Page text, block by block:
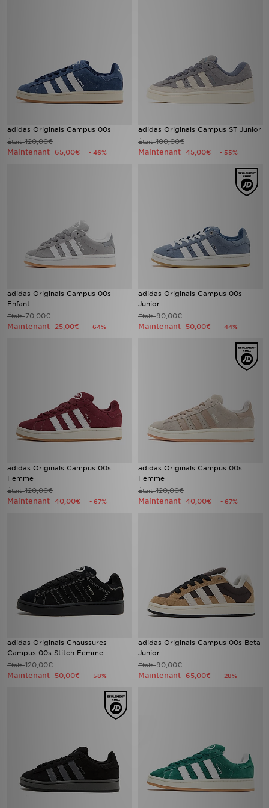
adidas Originals Campus 00s
Était120,00€
Maintenant 65,00€ - 46%
adidas Originals Campus ST Junior
Était100,00€
Maintenant 45,00€ - 55%
adidas Originals Campus 00s
Enfant
Était70,00€
Maintenant 25,00€ - 64%
adidas Originals Campus 00s
Junior
Était90,00€
Maintenant 50,00€ - 44%
adidas Originals Campus 00s
Femme
Était120,00€
Maintenant 40,00€ - 67%
adidas Originals Campus 00s
Femme
Était120,00€
Maintenant 40,00€ - 67%
adidas Originals Chaussures
Campus 00s Stitch Femme
Était120,00€
Maintenant 50,00€ - 58%
adidas Originals Campus 00s Beta
Junior
Était90,00€
Maintenant 65,00€ - 28%